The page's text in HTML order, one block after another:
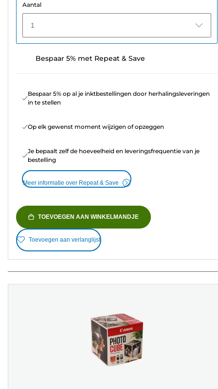
Aantal
1
Bespaar 5% met Repeat & Save
Bespaar 5% op al je inktbestellingen door herhalingsleveringen
in te stellen
Op elk gewenst moment wijzigen of opzeggen
Je bepaalt zelf de hoeveelheid en leveringsfrequentie van je
bestelling
Meer informatie over Repeat & Save
TOEVOEGEN AAN WINKELMANDJE
Toevoegen aan verlanglijst